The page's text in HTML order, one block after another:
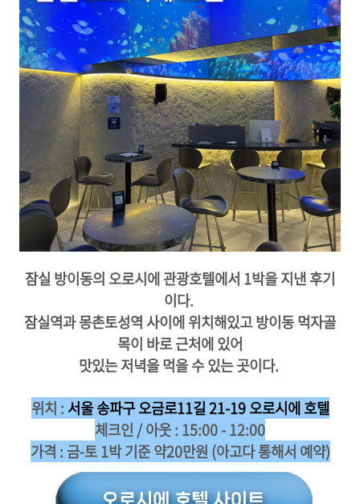
잠실 방이동의 오로시에 관광호텔에서 1박을 지낸 후기
이다.
잠실역과 몽촌토성역 사이에 위치해있고 방이동 먹자골
목이 바로 근처에 있어
맛있는 저녁을 먹을 수 있는 곳이다.
위치 : 서울 송파구 오금로11길 21-19 오로시에 호텔
체크인 / 아웃 : 15:00 - 12:00
가격 : 금-토 1박 기준 약20만원 (아고다 통해서 예약)